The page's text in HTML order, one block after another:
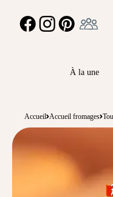
FACEBOOKINSTAGRAMPINTEREST
À la une
Accueil Accueil fromages